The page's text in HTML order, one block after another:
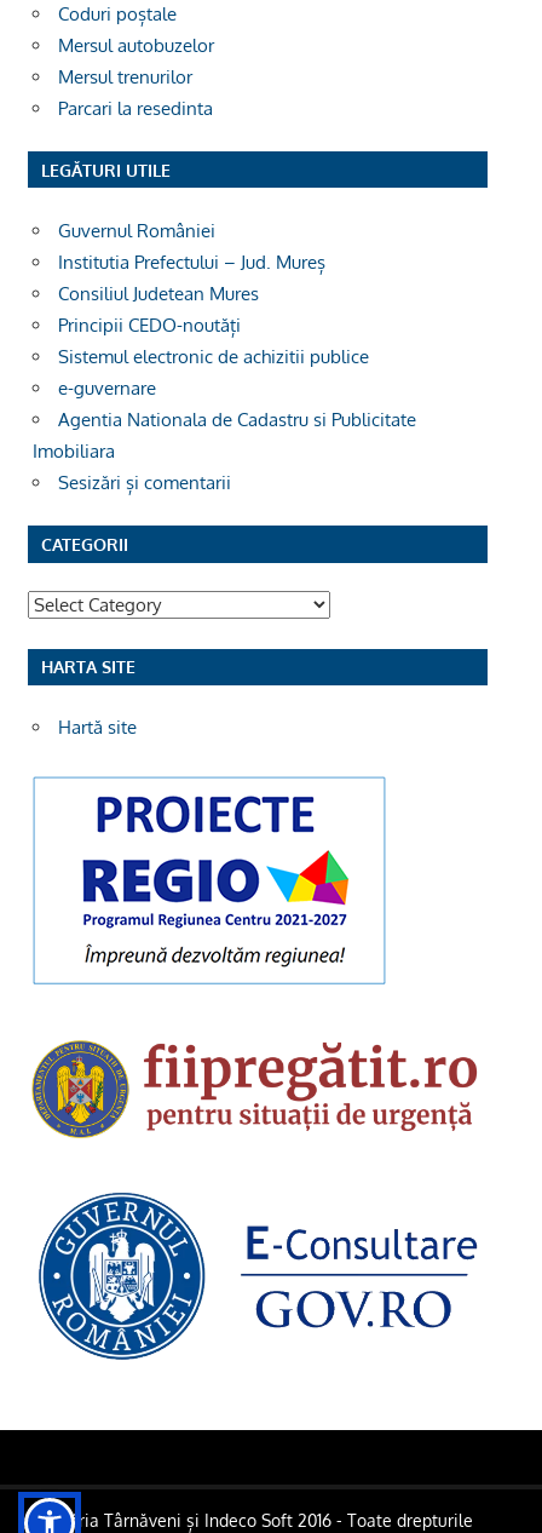
Coduri poștale
Mersul autobuzelor
Mersul trenurilor
Parcari la resedinta
LEGĂTURI UTILE
Guvernul României
Institutia Prefectului – Jud. Mureș
Consiliul Judetean Mures
Principii CEDO-noutăți
Sistemul electronic de achizitii publice
e-guvernare
Agentia Nationala de Cadastru si Publicitate
Imobiliara
Sesizări și comentarii
CATEGORII
Categorii
HARTA SITE
Hartă site
Primăria Târnăveni și Indeco Soft 2016 - Toate drepturile